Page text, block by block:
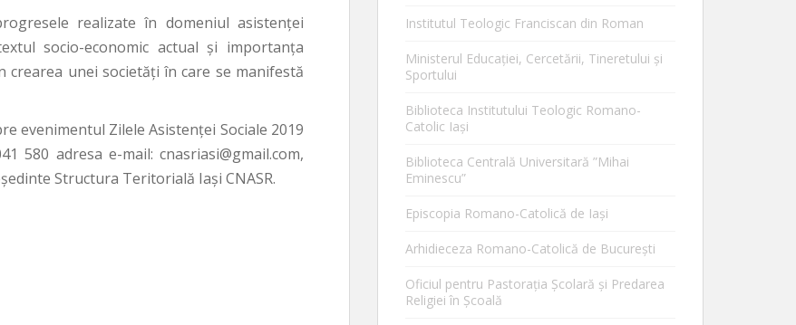
realizate în domeniul asistenţei
socio-economic actual şi importanţa
unei societăţi în care se manifestă
evenimentul Zilele Asistenței Sociale 2019
580 adresa e-mail: cnasriasi@gmail.com,
Structura Teritorială Iași CNASR.
Institutul Teologic Franciscan din Roman
Ministerul Educaţiei, Cercetării, Tineretului şi
Sportului
Biblioteca Institutului Teologic Romano-
Catolic Iaşi
Biblioteca Centrală Universitară ”Mihai
Eminescu”
Episcopia Romano-Catolică de Iaşi
Arhidieceza Romano-Catolică de Bucureşti
Oficiul pentru Pastorația Școlară și Predarea
Religiei în Școală